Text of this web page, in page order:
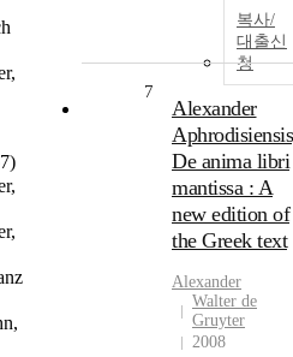
복사/
대출신
청
7
Alexander
De anima libri
mantissa : A
new edition of
the Greek text
Alexander
Walter de
Gruyter
2008